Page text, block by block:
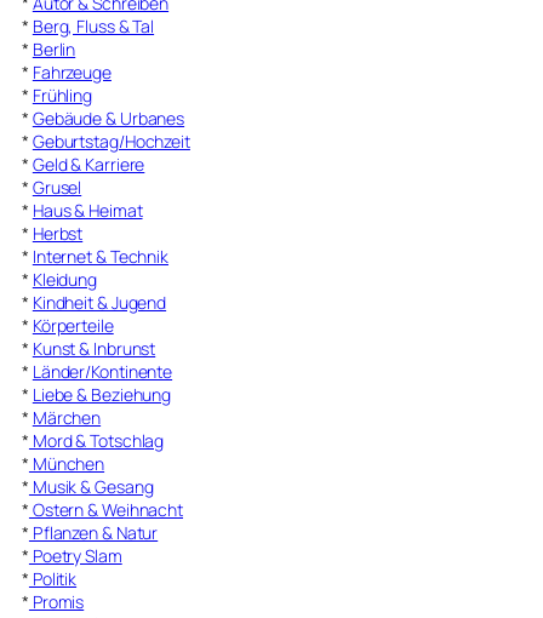
* Berg, Fluss & Tal
* Berlin
* Fahrzeuge
* Frühling
* Gebäude & Urbanes
* Geburtstag/Hochzeit
* Geld & Karriere
* Grusel
* Haus & Heimat
* Herbst
* Internet & Technik
* Kleidung
* Kindheit & Jugend
* Körperteile
* Kunst & Inbrunst
* Länder/Kontinente
* Liebe & Beziehung
* Märchen
* Mord & Totschlag
* München
* Musik & Gesang
* Ostern & Weihnacht
* Pflanzen & Natur
* Poetry Slam
* Politik
* Promis